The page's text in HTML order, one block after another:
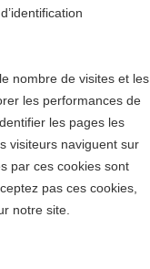
nombre de visites et les
les performances de
les pages les
visiteurs naviguent sur
par ces cookies sont
pas ces cookies,
notre site.